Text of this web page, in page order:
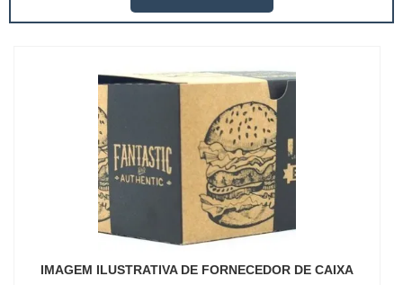
um papel de destaque muito abrangente, pois este item,
IMAGEM ILUSTRATIVA DE FORNECEDOR DE CAIXA